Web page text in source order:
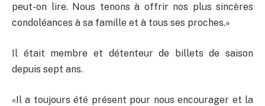
peut-on lire. Nous tenons à offrir nos plus sincères
condoléances à sa famille et à tous ses proches.»
Il était membre et détenteur de billets de saison
depuis sept ans.
«Il a toujours été présent pour nous encourager et la